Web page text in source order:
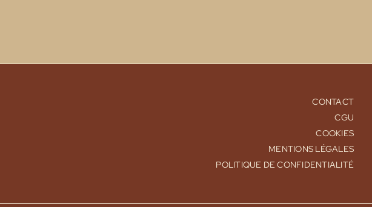
CONTACT
CGU
COOKIES
MENTIONS LÉGALES
POLITIQUE DE CONFIDENTIALITÉ